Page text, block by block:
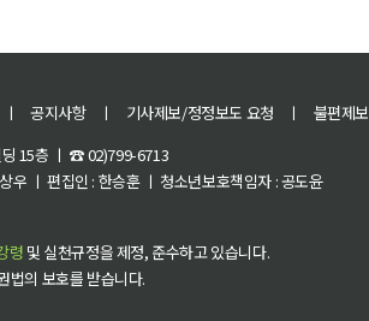
ㅣ 공지사항 ㅣ 기사제보/정정보도 요청 ㅣ 불편제보
딩 15층 ㅣ ☎ 02)799-6713
우 ㅣ 편집인 : 한승훈 ㅣ 청소년보호책임자 : 공도윤
령 및 실천규정을 제정, 준수하고 있습니다.
법의 보호를 받습니다.